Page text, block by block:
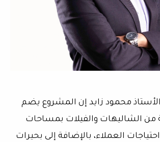
محمود زايد إن المشروع يضم
من الشاليهات والفيلات بمساحات
العملاء، بالإضافة إلى بحيرات